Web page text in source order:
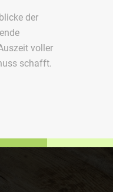
der
voller
schafft.